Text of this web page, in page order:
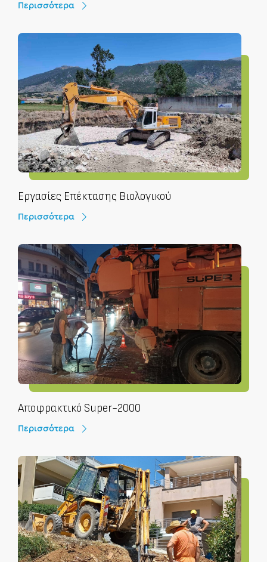
Περισσότερα
Εργασίες Επέκτασης Βιολογικού
Περισσότερα
Αποφρακτικό Super-2000
Περισσότερα